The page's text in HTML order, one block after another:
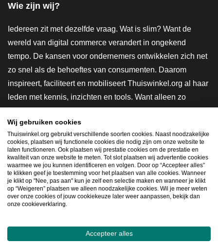
Wie zijn wij?
Iedereen zit met dezelfde vraag. Wat is slim? Want de
wereld van digital commerce verandert in ongekend
tempo. De kansen voor ondernemers ontwikkelen zich net
zo snel als de behoeftes van consumenten. Daarom
inspireert, faciliteert en mobiliseert Thuiswinkel.org al haar
leden met kennis, inzichten en tools. Want alleen zo
innovatievere toekomst. Dus groei ook mee en maak
shoppen slimmer.
Lid worden
Snel navigeren
Wij gebruiken cookies
Thuiswinkel.org gebruikt verschillende soorten cookies. Naast noodzakelijke
cookies, plaatsen wij functionele cookies die nodig zijn om onze website te
laten functioneren. Ook plaatsen wij prestatie cookies om de prestatie en
kwaliteit van onze website te meten. Tot slot plaatsen wij advertentie cookies
waarmee we jou kunnen identificeren en volgen. Door op “Accepteer alles”
te klikken geef je toestemming voor het plaatsen van alle cookies. Wanneer
je klikt op "Nee, pas aan" kun je zelf een selectie maken en wanneer je klikt
op “Weigeren” plaatsen we alleen noodzakelijke cookies. Wil je meer weten
over onze cookies of jouw cookiekeuze later weer aanpassen, bekijk dan
onze cookieverklaring.
Accepteer alles